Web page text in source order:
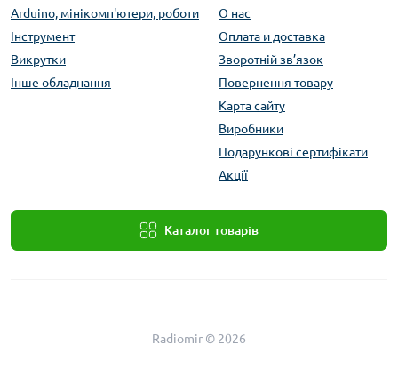
Arduino, мінікомп'ютери, роботи
Інструмент
Викрутки
Інше обладнання
О нас
Оплата и доставка
Зворотній зв’язок
Повернення товару
Карта сайту
Виробники
Подарункові сертифікати
Акції
Каталог товарів
Radiomir © 2026